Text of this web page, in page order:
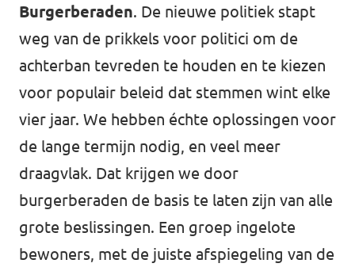
Burgerberaden. De nieuwe politiek stapt
weg van de prikkels voor politici om de
achterban tevreden te houden en te kiezen
voor populair beleid dat stemmen wint elke
vier jaar. We hebben échte oplossingen voor
de lange termijn nodig, en veel meer
draagvlak. Dat krijgen we door
burgerberaden de basis te laten zijn van alle
grote beslissingen. Een groep ingelote
bewoners, met de juiste afspiegeling van de